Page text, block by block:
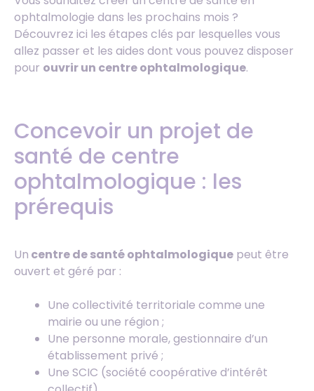
ophtalmologie dans les prochains mois ?
Découvrez ici les étapes clés par lesquelles vous
allez passer et les aides dont vous pouvez disposer
pour ouvrir un centre ophtalmologique.
Concevoir un projet de
santé de centre
ophtalmologique : les
prérequis
Un centre de santé ophtalmologique peut être
ouvert et géré par :
Une collectivité territoriale comme une
mairie ou une région ;
Une personne morale, gestionnaire d’un
établissement privé ;
Une SCIC (société coopérative d’intérêt